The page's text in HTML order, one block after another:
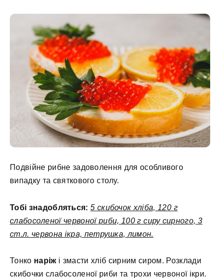
Подвійне рибне задоволення для особливого
випадку та святкового столу.
Тобі знадобляться: 5 скибочок хліба, 120 г
слабосоленої червоної риби, 100 г сиру сирного, 3
ст.л. червона ікра, петрушка, лимон.
Тонко наріжі змасти хліб сирним сиром. Розклади
скибочки слабосоленої риби та трохи червоної ікри.